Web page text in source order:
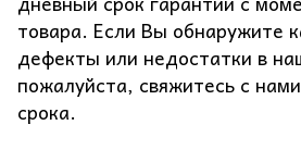
товара. Если Вы обнаружите
дефекты или недостатки в
пожалуйста, свяжитесь с
срока.